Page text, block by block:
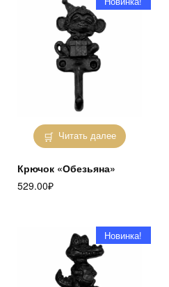
Читать далее
Крючок «Обезьяна»
529.00₽
Новинка!